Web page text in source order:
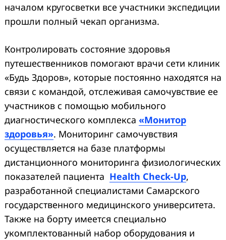
началом кругосветки все участники экспедиции
прошли полный чекап организма.
Контролировать состояние здоровья
путешественников помогают врачи сети клиник
«Будь Здоров», которые постоянно находятся на
связи с командой, отслеживая самочувствие ее
участников с помощью мобильного
диагностического комплекса «Монитор
здоровья». Мониторинг самочувствия
осуществляется на базе платформы
дистанционного мониторинга физиологических
показателей пациента Health Check-Up,
разработанной специалистами Самарского
государственного медицинского университета.
Также на борту имеется специально
укомплектованный набор оборудования и